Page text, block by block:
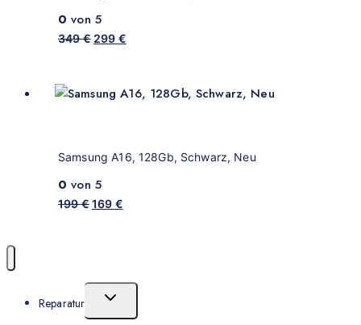
0 von 5
349€ 299 €
Samsung A16, 128Gb, Schwarz, Neu
0 von 5
199€169 €
Reparatur